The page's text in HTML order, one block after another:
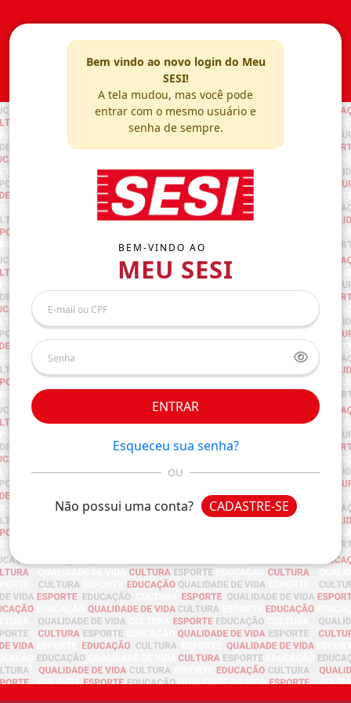
Bem vindo ao novo login do Meu
SESI!
A tela mudou, mas você pode
entrar com o mesmo usuário e
senha de sempre.
BEM-VINDO AO
MEU SESI
ENTRAR
Esqueceu sua senha?
OU
Não possui uma conta? CADASTRE-SE